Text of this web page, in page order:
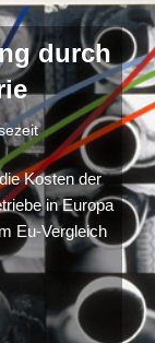
durch
Kosten der
in Europa
Eu-Vergleich